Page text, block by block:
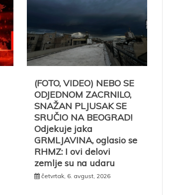
(FOTO, VIDEO) NEBO SE
ODJEDNOM ZACRNILO,
SNAŽAN PLJUSAK SE
SRUČIO NA BEOGRAD!
Odjekuje jaka
GRMLJAVINA, oglasio se
RHMZ: I ovi delovi
zemlje su na udaru
četvrtak, 6. avgust, 2026